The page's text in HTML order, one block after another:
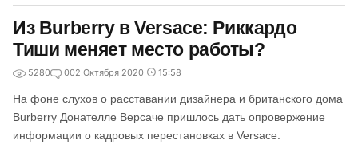
Из Burberry в Versace: Риккардо
Тиши меняет место работы?
5280 002 Октября 2020 15:58
На фоне слухов о расставании дизайнера и британского дома
Burberry Донателле Версаче пришлось дать опровержение
информации о кадровых перестановках в Versace.